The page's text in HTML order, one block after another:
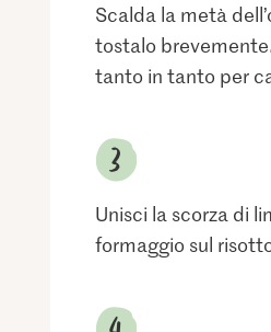
Scalda la metà
tostalo
tanto in tanto per
Unisci la scorza di
formaggio sul